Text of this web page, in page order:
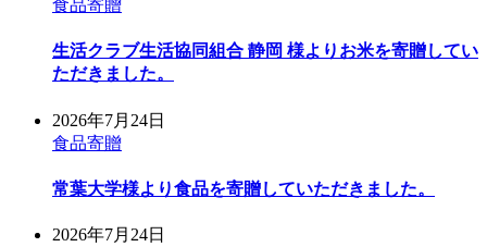
食品寄贈
生活クラブ生活協同組合 静岡 様よりお米を寄贈してい
ただきました。
2026年7月24日
食品寄贈
常葉大学様より食品を寄贈していただきました。
2026年7月24日